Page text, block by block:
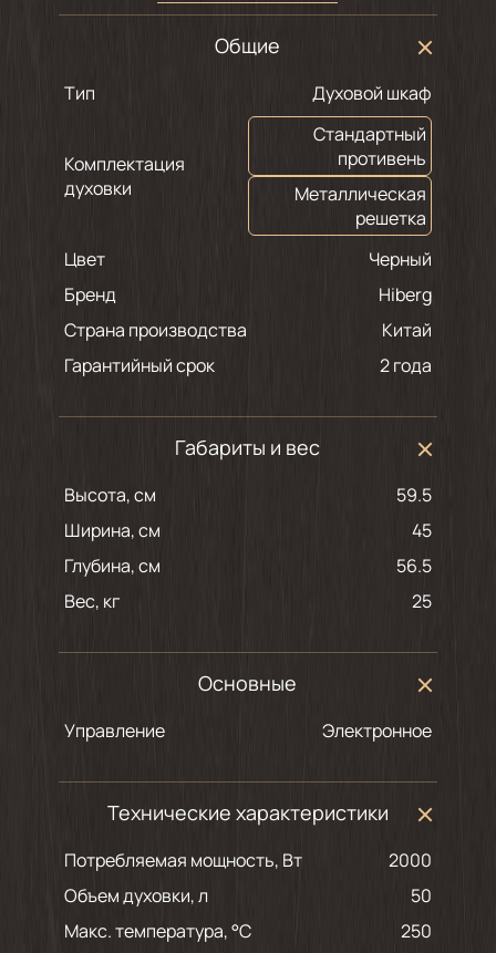
Общие
Тип Духовой шкаф
Комплектация
духовки
Стандартный
противень
Металлическая
решетка
Цвет
черный
Бренд
Hiberg
Страна производства
Китай
Гарантийный срок
2 года
Габариты и вес
Высота, см
59.5
Ширина, см
45
Глубина, см
56.5
Вес, кг
25
Основные
Управление Электронное
Технические характеристики
Потребляемая мощность, Вт
2000
Объем духовки, л
50
Макс. температура, °С
250